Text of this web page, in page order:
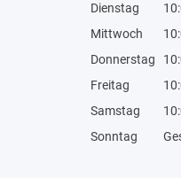
Dienstag
Mittwoch
Donnerstag
Freitag
Samstag
Sonntag